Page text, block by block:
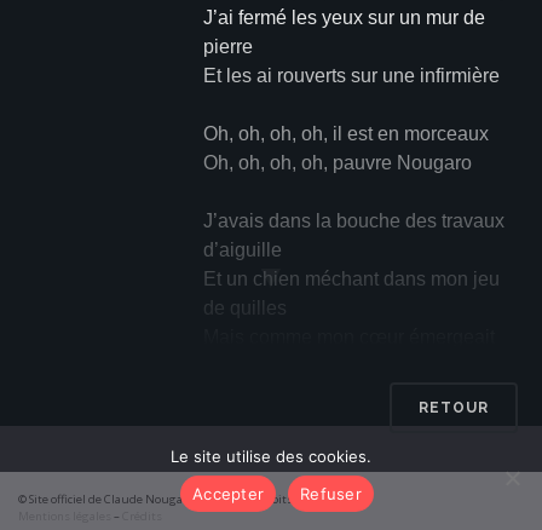
J’ai fermé les yeux sur un mur de
pierre
Et les ai rouverts sur une infirmière
Oh, oh, oh, oh, il est en morceaux
Oh, oh, oh, oh, pauvre Nougaro
J’avais dans la bouche des travaux
d’aiguille
Et un chien méchant dans mon jeu
de quilles
Oh, oh, oh, oh, il a le cœur gros
Oh, oh, oh, oh, pauvre Nougaro
▼
RETOUR
© Site officiel de Claude Nougaro 2026 – Tous droits réservés
–
Le site utilise des cookies.
Accepter
Refuser